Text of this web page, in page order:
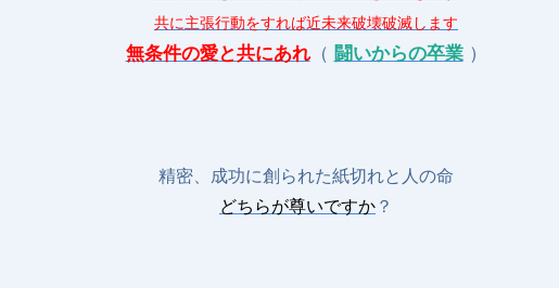
共に主張行動をすれば近未来破壊破滅します
無条件の愛と共にあれ（ 闘いからの卒業）
精密、成功に創られた紙切れと人の命
どちらが尊いですか ？